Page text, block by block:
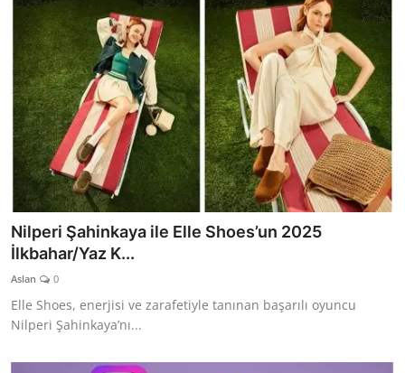
Nilperi Şahinkaya ile Elle Shoes’un 2025
İlkbahar/Yaz K...
Aslan 0
Elle Shoes, enerjisi ve zarafetiyle tanınan başarılı oyuncu
Nilperi Şahinkaya’nı...